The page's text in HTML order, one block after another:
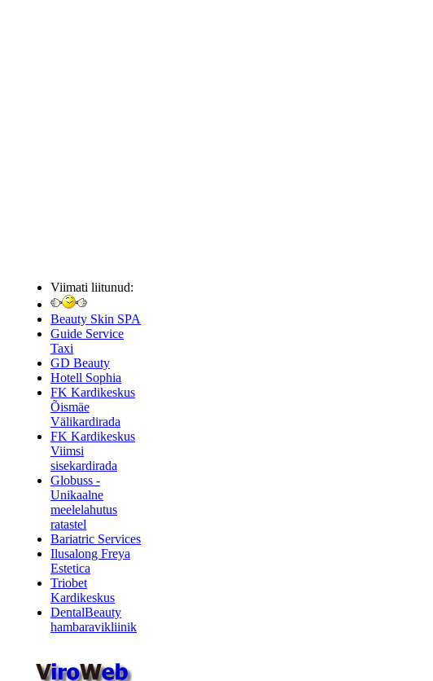
Viimati liitunud:
Beauty Skin SPA
Guide Service
Taxi
GD Beauty
Hotell Sophia
FK Kardikeskus
Õismäe
Välikardirada
FK Kardikeskus
Viimsi
sisekardirada
Globuss -
Unikaalne
meelelahutus
ratastel
Bariatric Services
Ilusalong Freya
Estetica
Triobet
Kardikeskus
DentalBeauty
hambaravikliinik